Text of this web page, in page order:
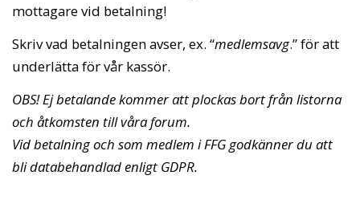
mottagare vid betalning!
Skriv vad betalningen avser, ex. “medlemsavg.” för att
underlätta för vår kassör.
OBS! Ej betalande kommer att plockas bort från listorna
och åtkomsten till våra forum.
Vid betalning och som medlem i FFG godkänner du att
bli databehandlad enligt GDPR.